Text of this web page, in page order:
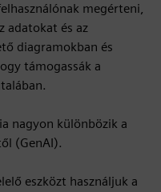
megérteni,
adatokat és az
diagramokban és
támogassák a
nagyon különbözik a
(GenAI).
eszközt használjuk a